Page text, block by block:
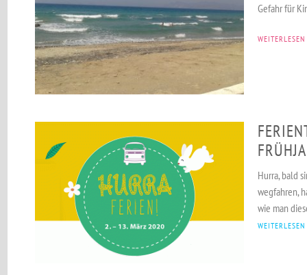
Gefahr für
WEITERLESEN
Hurra, bald
wegfahren,
wie man
WEITERLESEN